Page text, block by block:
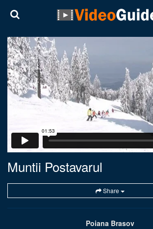
Muntii Postavarul
Share
Poiana Brasov
Destinații
Prețuri
Contact
Despre noi
Reguli de
Română